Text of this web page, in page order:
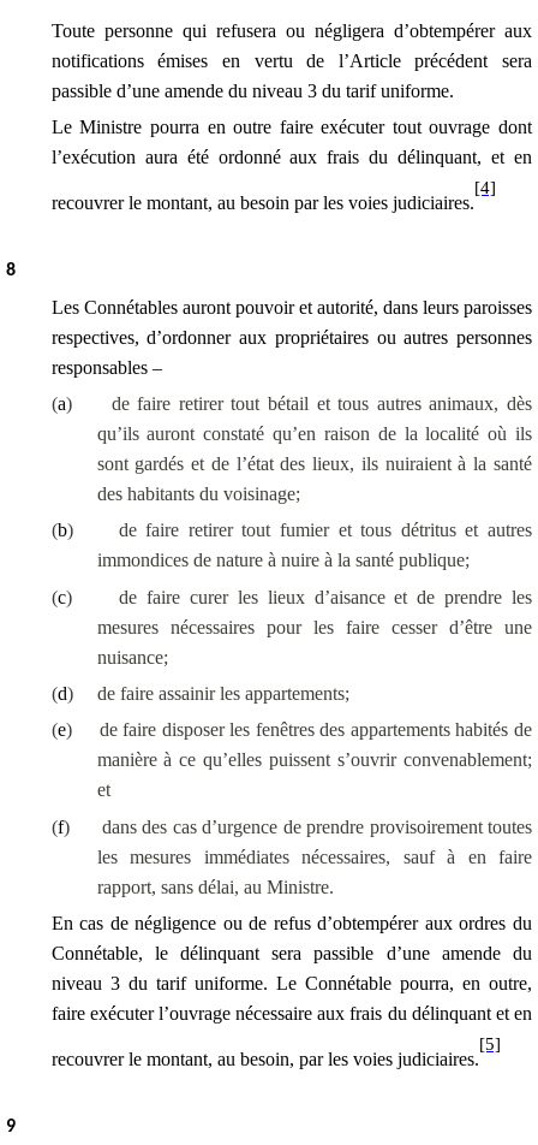
Toute personne qui refusera ou négligera d’obtempérer aux
notifications émises en vertu de l’Article précédent sera
passible d’une amende du niveau 3 du tarif uniforme.
Le Ministre pourra en outre faire exécuter tout ouvrage dont
l’exécution aura été ordonné aux frais du délinquant, et en
recouvrer le montant, au besoin par les voies judiciaires.
[4]
8
Les Connétables auront pouvoir et autorité, dans leurs paroisses
respectives, d’ordonner aux propriétaires ou autres personnes
responsables –
(a)
de faire retirer tout bétail et tous autres animaux, dès
qu’ils auront constaté qu’en raison de la localité où ils
sont gardés et de l’état des lieux, ils nuiraient à la santé
des habitants du voisinage;
(b)
de faire retirer tout fumier et tous détritus et autres
immondices de nature à nuire à la santé publique;
(c)
de faire curer les lieux d’aisance et de prendre les
mesures nécessaires pour les faire cesser d’être une
nuisance;
(d)
de faire assainir les appartements;
(e)
de faire disposer les fenêtres des appartements habités de
manière à ce qu’elles puissent s’ouvrir convenablement;
et
(f)
dans des cas d’urgence de prendre provisoirement toutes
les mesures immédiates nécessaires, sauf à en faire
rapport, sans délai, au Ministre.
En cas de négligence ou de refus d’obtempérer aux ordres du
Connétable, le délinquant sera passible d’une amende du
niveau 3 du tarif uniforme. Le Connétable pourra, en outre,
faire exécuter l’ouvrage nécessaire aux frais du délinquant et en
recouvrer le montant, au besoin, par les voies judiciaires.
[5]
9